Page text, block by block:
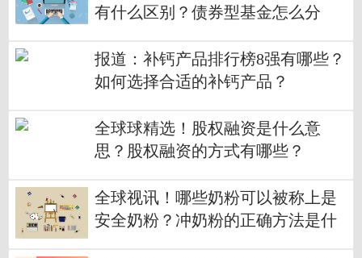
有什么区别？债券型基金怎么分
报道：补钙产品排行榜8强有哪些？
如何选择合适的补钙产品？
全球球精选！股权融资是什么意
思？股权融资的方式有哪些？
全球视讯！哪些奶粉可以被称上是
安全奶粉？冲奶粉的正确方法是什